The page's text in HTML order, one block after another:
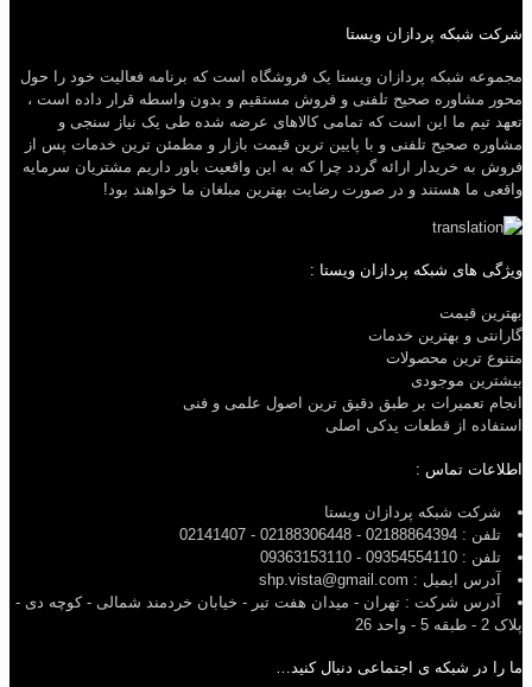
شرکت شبکه پردازان ویستا
مجموعه شبکه پردازان ویستا یک فروشگاه است که برنامه فعالیت خود را حول
محور مشاوره صحیح تلفنی و فروش مستقیم و بدون واسطه قرار داده است ،
تعهد تیم ما این است که تمامی کالاهای عرضه شده طی یک نیاز سنجی و
مشاوره صحیح تلفنی و با پایین ترین قیمت بازار و مطمئن ترین خدمات پس از
فروش به خریدار ارائه گردد چرا که به این واقعیت باور داریم مشتریان سرمایه
واقعی ما هستند و در صورت رضایت بهترین مبلغان ما خواهند بود!
ویژگی های شبکه پردازان ویستا :
بهترین قیمت
گارانتی و بهترین خدمات
متنوع ترین محصولات
بیشترین موجودی
انجام تعمیرات بر طبق دقیق ترین اصول علمی و فنی
استفاده از قطعات یدکی اصلی
اطلاعات تماس :
شرکت شبکه پردازان ویستا
تلفن : 02188864394 - 02188306448 - 02141407
تلفن : 09354554110 - 09363153110
آدرس ایمیل : shp.vista@gmail.com
آدرس شرکت : تهران - میدان هفت تیر - خیابان خردمند شمالی - کوچه دی -
پلاک 2 - طبقه 5 - واحد 26
ما را در شبکه ی اجتماعی دنبال کنید…